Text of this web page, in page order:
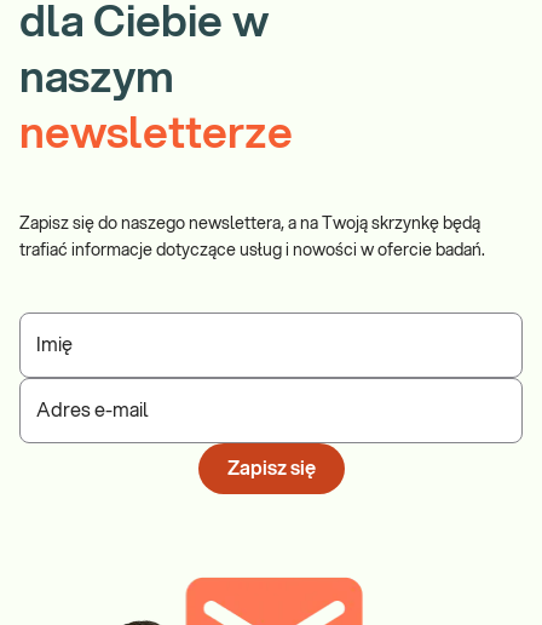
dla Ciebie w
naszym
newsletterze
Zapisz się do naszego newslettera, a na Twoją skrzynkę będą
trafiać informacje dotyczące usług i nowości w ofercie badań.
Imię
Adres e-mail
Zapisz się